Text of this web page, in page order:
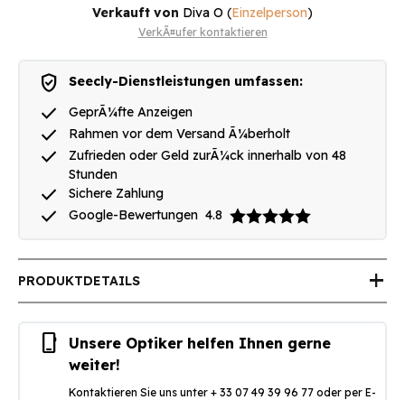
Verkauft von Diva O (Einzelperson)
VerkÃ¤ufer kontaktieren
verified_user Seecly-Dienstleistungen umfassen:
done GeprÃ¼fte Anzeigen
done Rahmen vor dem Versand Ã¼berholt
done
Zufrieden oder Geld zurÃ¼ck innerhalb von 48
Stunden
done Sichere Zahlung
done Google-Bewertungen 4.8
PRODUKTDETAILS add
phone_iphone
Unsere Optiker helfen Ihnen gerne
weiter!
Kontaktieren Sie uns unter + 33 07 49 39 96 77 oder per E-